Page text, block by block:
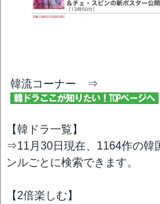
韓流コーナー ⇒
【韓ドラ一覧】
⇒11月30日現在、1164作の韓
ンルごとに検索できます。
【2倍楽しむ】